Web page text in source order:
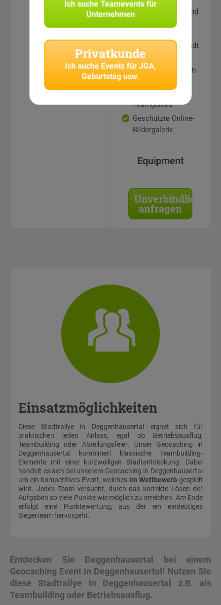
Rätselstationen und
Teamaufgaben an
Punkten in der Stadt
Auswertung und
Siegerehrung durch
erfahrene
Teamguides
Geschützte Online-
Bildergalerie
Equipment
Unverbindlich
anfragen
Einsatzmöglichkeiten
Diese Stadtrallye in Deggenhausertal eignet sich für
praktischen jeden Anlass, egal ob Betriebsausflug,
Teambuilding oder Abteilungsfeier. Unser Geocaching in
Deggenhausertal kombiniert klassische Teambuilding-
Elemente mit einer kurzweiligen Stadtentdeckung. Dabei
handelt es sich bei unserem Geocaching in Deggenhausertal
um ein kompetitives Event, welches im Wettbewerb gespielt
wird. Jedes Team versucht, durch das korrekte Lösen der
Aufgaben so viele Punkte wie möglich zu erreichen. Am Ende
erfolgt eine Punktewertung, aus der ein eindeutiges
Siegerteam hervorgeht.
Entdecken Sie Deggenhausertal bei einem
Geocaching Event in Deggenhausertal! Nutzen Sie
diese Stadtrallye in Deggenhausertal z.B. als
Teambuilding oder Betriebsausflug.
Ich sucheTeamevents für
Unternehmen
Privatkunde
Ich suche Events für JGA,
Geburtstag usw.